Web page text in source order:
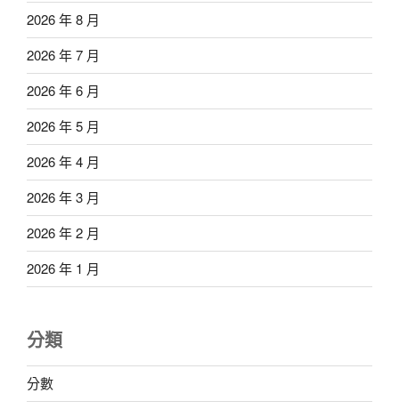
2026 年 8 月
2026 年 7 月
2026 年 6 月
2026 年 5 月
2026 年 4 月
2026 年 3 月
2026 年 2 月
2026 年 1 月
分類
分數